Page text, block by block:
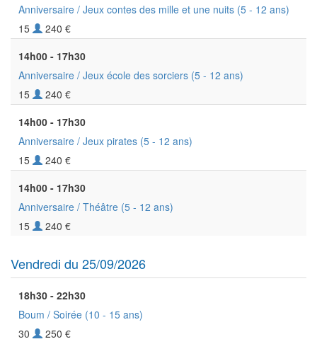
Anniversaire / Jeux contes des mille et une nuits (5 - 12 ans)
15
240 €
14h00 - 17h30
Anniversaire / Jeux école des sorciers (5 - 12 ans)
15
240 €
14h00 - 17h30
Anniversaire / Jeux pirates (5 - 12 ans)
15
240 €
14h00 - 17h30
Anniversaire / Théâtre (5 - 12 ans)
15
240 €
Vendredi du 25/09/2026
18h30 - 22h30
Boum / Soirée (10 - 15 ans)
30
250 €